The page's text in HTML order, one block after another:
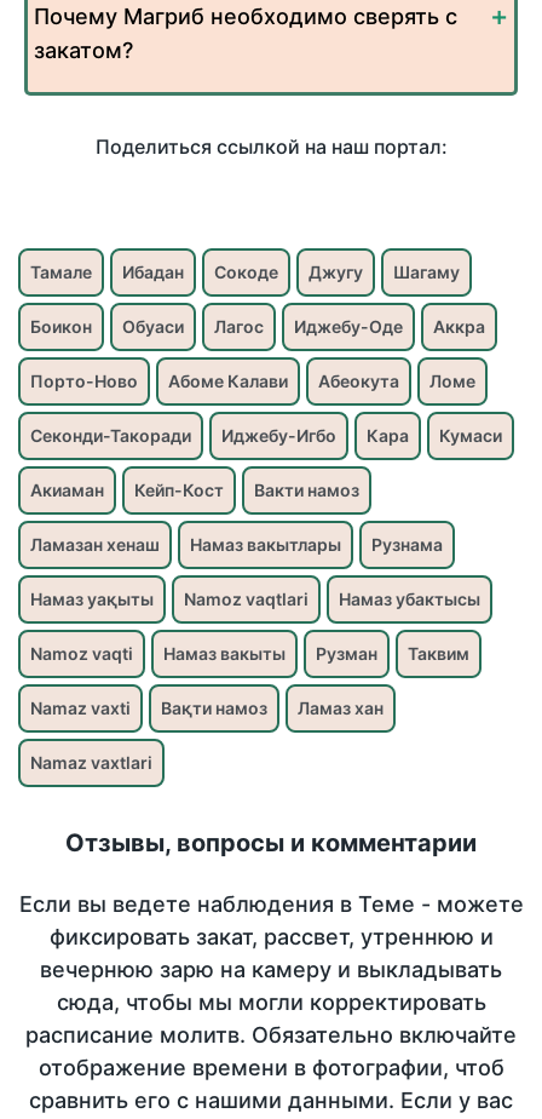
Почему Магриб необходимо сверять с
закатом?
Поделиться ссылкой на наш портал:
Тамале Ибадан Сокоде Джугу Шагаму
Боикон Обуаси Лагос Иджебу-Оде Аккра
Порто-Ново Абоме Калави Абеокута Ломе
Секонди-Такоради Иджебу-Игбо Кара Кумаси
Акиаман Кейп-Кост Вакти намоз
Ламазан хенаш Намаз вакытлары Рузнама
Намаз уақыты Namoz vaqtlari Намаз убактысы
Namoz vaqti Намаз вакыты Рузман Таквим
Namaz vaxti Вақти намоз Ламаз хан
Namaz vaxtlari
Отзывы, вопросы и комментарии
Если вы ведете наблюдения в Теме - можете
фиксировать закат, рассвет, утреннюю и
вечернюю зарю на камеру и выкладывать
сюда, чтобы мы могли корректировать
расписание молитв. Обязательно включайте
отображение времени в фотографии, чтоб
сравнить его с нашими данными. Если у вас